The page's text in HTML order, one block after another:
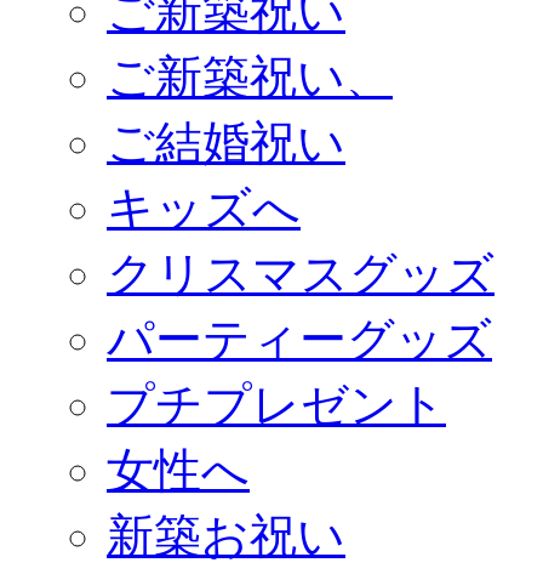
ご新築祝い
ご新築祝い、
ご結婚祝い
キッズへ
クリスマスグッズ
パーティーグッズ
プチプレゼント
女性へ
新築お祝い